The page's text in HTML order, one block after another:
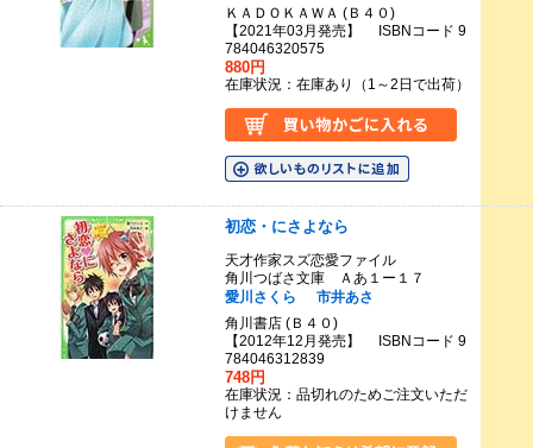
ＫＡＤＯＫＡＷＡ (Ｂ４０)
【2021年03月発売】 ISBNコード 9
784046320575
880円
在庫状況：在庫あり（1～2日で出荷）
初恋・にさよなら
天才作家スズ恋愛ファイル
角川つばさ文庫 Ａあ１ー１７
愛川さくら
市井あさ
角川書店 (Ｂ４０)
【2012年12月発売】 ISBNコード 9
784046312839
748円
在庫状況：品切れのためご注文いただ
けません